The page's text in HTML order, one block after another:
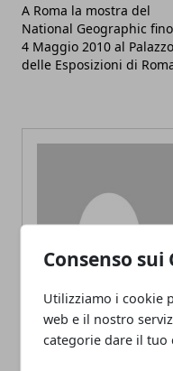
Consenso sui
Utilizziamo i cookie
web e il nostro
categorie dare il tuo
A Roma la mostra del
National Geographic
4 Maggio 2010 al Palazzo
delle Esposizioni di